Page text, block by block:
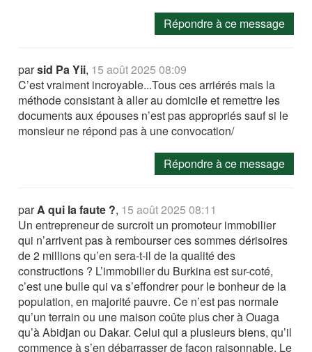
Répondre à ce message
parsid Pa Yii, 15 août 2025 08:09
C’est vraiment incroyable...Tous ces arriérés mais la
méthode consistant à aller au domicile et remettre les
documents aux épouses n’est pas appropriés sauf si le
monsieur ne répond pas à une convocation/
Répondre à ce message
parA qui la faute ?, 15 août 2025 08:11
Un entrepreneur de surcroit un promoteur immobilier
qui n’arrivent pas à rembourser ces sommes dérisoires
de 2 millions qu’en sera-t-il de la qualité des
constructions ? L’immobilier du Burkina est sur-coté,
c’est une bulle qui va s’effondrer pour le bonheur de la
population, en majorité pauvre. Ce n’est pas normale
qu’un terrain ou une maison coûte plus cher à Ouaga
qu’à Abidjan ou Dakar. Celui qui a plusieurs biens, qu’il
commence à s’en débarrasser de façon raisonnable. Le